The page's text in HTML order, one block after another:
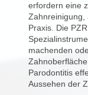
erfordern eine
Zahnreinigung,
Praxis. Die
machenden
Parodontitis
Aussehen der